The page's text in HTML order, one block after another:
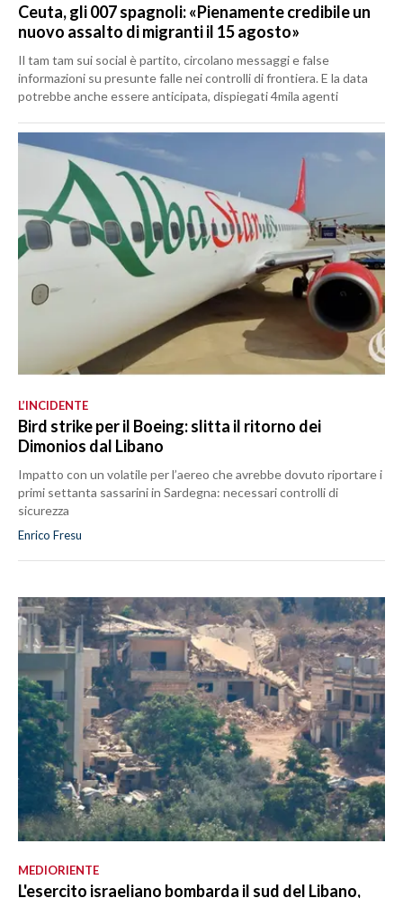
Ceuta, gli 007 spagnoli: «Pienamente credibile un
nuovo assalto di migranti il 15 agosto»
Il tam tam sui social è partito, circolano messaggi e false
informazioni su presunte falle nei controlli di frontiera. E la data
potrebbe anche essere anticipata, dispiegati 4mila agenti
L’INCIDENTE
Bird strike per il Boeing: slitta il ritorno dei
Dimonios dal Libano
Impatto con un volatile per l’aereo che avrebbe dovuto riportare i
primi settanta sassarini in Sardegna: necessari controlli di
sicurezza
Enrico Fresu
MEDIORIENTE
L'esercito israeliano bombarda il sud del Libano,